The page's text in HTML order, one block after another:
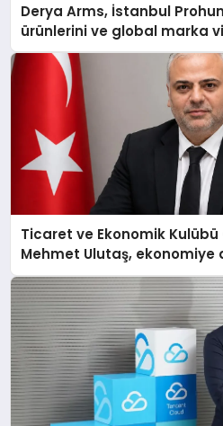
Derya Arms, İstanbul
ürünlerini ve global marka
Ticaret ve Ekonomik Kulübü
Mehmet Ulutaş, ekonomiye
açıklamada şunları